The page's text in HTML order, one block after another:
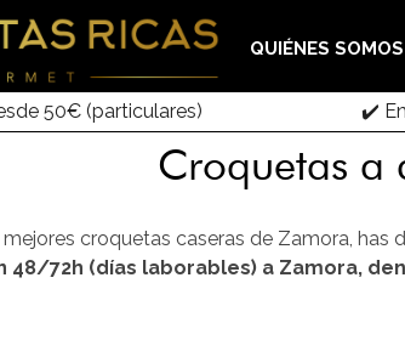
QUIÉNES SOMOS
50€ (particulares) ✔️
Croquetas a
croquetas caseras de Zamora,
48/72h (días laborables) a Zamora,